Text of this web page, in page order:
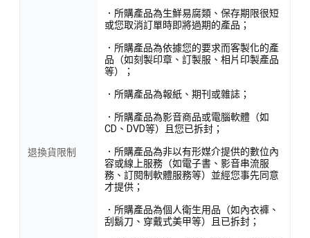
退換貨限制
．所購產品為生鮮易腐類、保存期限很短
或您取消訂單時即將過期的產品；
．所購產品為依據您的要求而客製化的產
品（如刻製印章、訂製服、相片印製產品
等）；
．所購產品為報紙、期刊或雜誌；
．所購產品為影音商品或電腦軟體（如
CD、DVD等）且您已拆封；
．所購產品為非以有形媒介提供的數位內
容或線上服務（如電子書、影音串流服
務、訂閱制軟體服務等）並經您事先同意
才提供；
．所購產品為個人衛生用品（如內衣褲、
刮鬍刀、穿戴式美甲等）且已拆封；